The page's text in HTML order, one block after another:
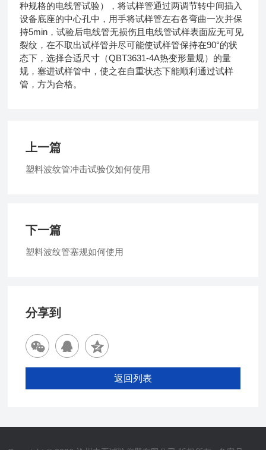
种规格的电线管试验），将试样管通过两调节转中间插入
设备底座的中心孔中，用手将试样管左右各弯曲一次并保
持5min ，试验后电线管无损伤且电线管试样表面应无可见
裂纹，在不取出试样管并尽可能使试样管保持在90°的状
态下，选择合适尺寸（QBT3631-4A热变形量规）的量
规，塞进试样管中，使之在自重状态下能顺利通过试样
管，方为合格。
上一篇
塑料波纹管冲击试验仪如何使用
下一篇
塑料波纹管塞规如何使用
分享到
返回列表